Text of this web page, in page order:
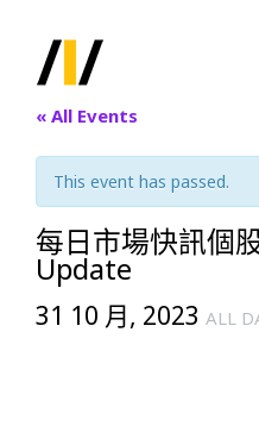
« All Events
This event has passed.
每日市場快訊個
Update
31 10 月, 2023 ALL